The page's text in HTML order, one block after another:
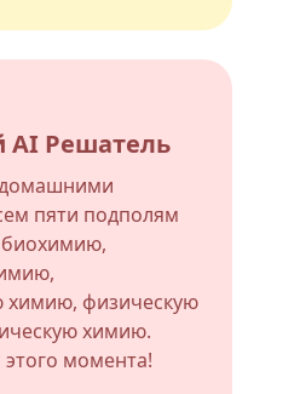
AI Решатель
пяти подполям
химию, физическую
химию.
момента!